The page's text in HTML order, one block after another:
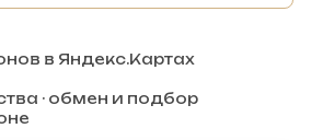
в Яндекс.Картах
· обмен и подбор